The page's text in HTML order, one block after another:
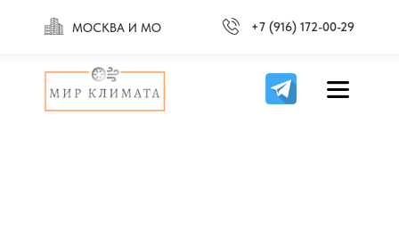
МОСКВА И МО +7 (916) 172-00-29